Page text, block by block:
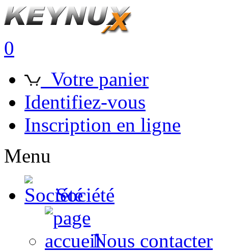
0
Votre panier
Identifiez-vous
Inscription en ligne
Menu
Société
Nous contacter